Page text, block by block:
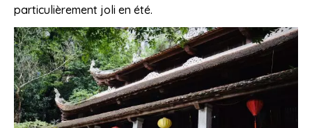
particulièrement joli en été.